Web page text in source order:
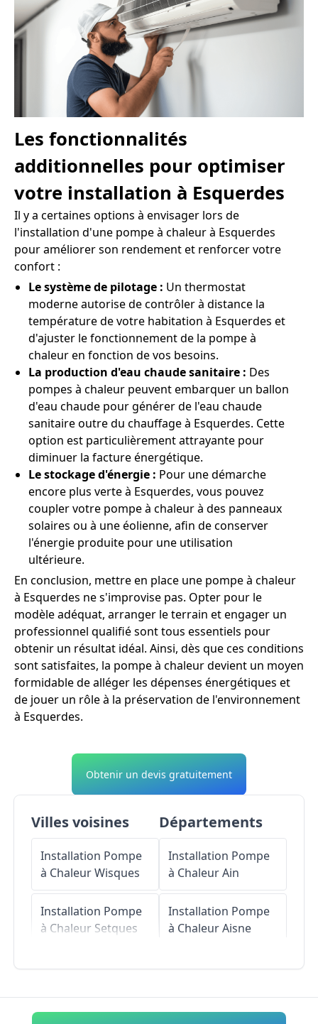
Les fonctionnalités
additionnelles pour optimiser
votre installation à Esquerdes
Il y a certaines options à envisager lors de
l'installation d'une pompe à chaleur à Esquerdes
pour améliorer son rendement et renforcer votre
confort :
Le système de pilotage : Un thermostat
moderne autorise de contrôler à distance la
température de votre habitation à Esquerdes et
d'ajuster le fonctionnement de la pompe à
chaleur en fonction de vos besoins.
La production d'eau chaude sanitaire : Des
pompes à chaleur peuvent embarquer un ballon
d'eau chaude pour générer de l'eau chaude
sanitaire outre du chauffage à Esquerdes. Cette
option est particulièrement attrayante pour
diminuer la facture énergétique.
Le stockage d'énergie : Pour une démarche
encore plus verte à Esquerdes, vous pouvez
coupler votre pompe à chaleur à des panneaux
solaires ou à une éolienne, afin de conserver
l'énergie produite pour une utilisation
ultérieure.
En conclusion, mettre en place une pompe à chaleur
à Esquerdes ne s'improvise pas. Opter pour le
modèle adéquat, arranger le terrain et engager un
professionnel qualifié sont tous essentiels pour
obtenir un résultat idéal. Ainsi, dès que ces conditions
sont satisfaites, la pompe à chaleur devient un moyen
formidable de alléger les dépenses énergétiques et
de jouer un rôle à la préservation de l'environnement
à Esquerdes.
Obtenir un devis gratuitement
Villes voisines
Installation Pompe
à ChaleurWisques
Installation Pompe
à Chaleur Setques
Installation Pompe
Départements
Installation Pompe
à ChaleurAin
Installation Pompe
à ChaleurAisne
Installation Pompe